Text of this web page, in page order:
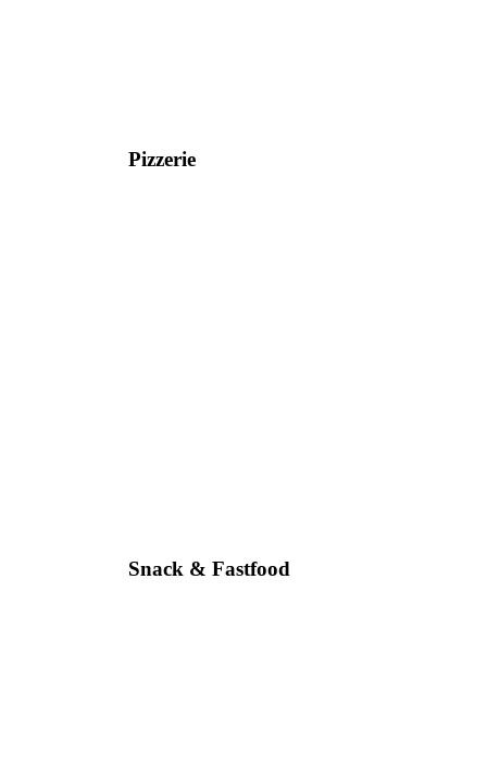
Pizzerie
Snack & Fastfood